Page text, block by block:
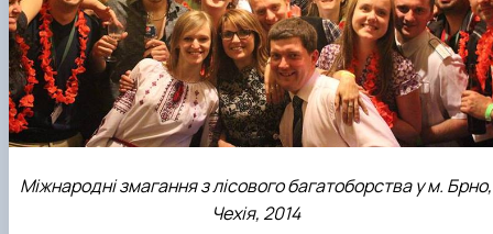
Міжнародні змагання з лісового багатоборства у м. Брно,
Чехія, 2014